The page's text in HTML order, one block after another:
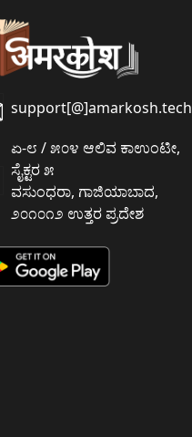
support[@]amarkosh.tech
ಏ-೮ / ೫೦೪ ಆಲಿವ ಕಾಉಂಟೀ,
ಸೈಕ್ಟರ ೫
ವಸುಂಧರಾ, ಗಾಜಿಯಾಬಾದ,
೨೦೧೦೧೨ ಉತ್ತರ ಪ್ರದೇಶ